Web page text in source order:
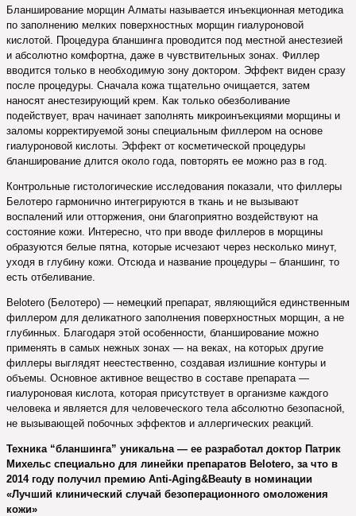
Бланширование морщин Алматы называется инъекционная методика
по заполнению мелких поверхностных морщин гиалуроновой
кислотой. Процедура бланшинга проводится под местной анестезией
и абсолютно комфортна, даже в чувствительных зонах. Филлер
вводится только в необходимую зону доктором. Эффект виден сразу
после процедуры. Сначала кожа тщательно очищается, затем
наносят анестезирующий крем. Как только обезболивание
подействует, врач начинает заполнять микроинъекциями морщины и
заломы корректируемой зоны специальным филлером на основе
гиалуроновой кислоты. Эффект от косметической процедуры
бланширование длится около года, повторять ее можно раз в год.
Контрольные гистологические исследования показали, что филлеры
Белотеро гармонично интегрируются в ткань и не вызывают
воспалений или отторжения, они благоприятно воздействуют на
состояние кожи. Интересно, что при вводе филлеров в морщины
образуются белые пятна, которые исчезают через несколько минут,
уходя в глубину кожи. Отсюда и название процедуры – бланшинг, то
есть отбеливание.
Belotero (Белотеро) — немецкий препарат, являющийся единственным
филлером для деликатного заполнения поверхностных морщин, а не
глубинных. Благодаря этой особенности, бланширование можно
применять в самых нежных зонах — на веках, на которых другие
филлеры выглядят неестественно, создавая излишние контуры и
объемы. Основное активное вещество в составе препарата —
гиалуроновая кислота, которая присутствует в организме каждого
человека и является для человеческого тела абсолютно безопасной,
не вызывающей побочных эффектов и аллергических реакций.
Техника “бланшинга” уникальна — ее разработал доктор Патрик
Михельс специально для линейки препаратов Belotero, за что в
2014 году получил премию Anti-Aging&Beauty в номинации
«Лучший клинический случай безоперационного омоложения
кожи»